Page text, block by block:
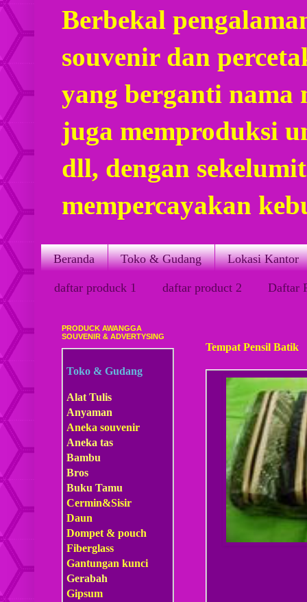
Berbekal
souvenir dan
yang berganti nama
juga memproduksi
dll, dengan
mempercayakan
Beranda Toko & Gudang Lokasi Kantor
daftar produck 1 daftar product 2 Daftar
Tempat Pensil Batik
PRODUCK AWANGGA
SOUVENIR & ADVERTYSING
Toko & Gudang
Alat Tulis
Anyaman
Aneka souvenir
Aneka tas
Bambu
Bros
Buku Tamu
Cermin&Sisir
Daun
Dompet & pouch
Fiberglass
Gantungan kunci
Gerabah
Gipsum